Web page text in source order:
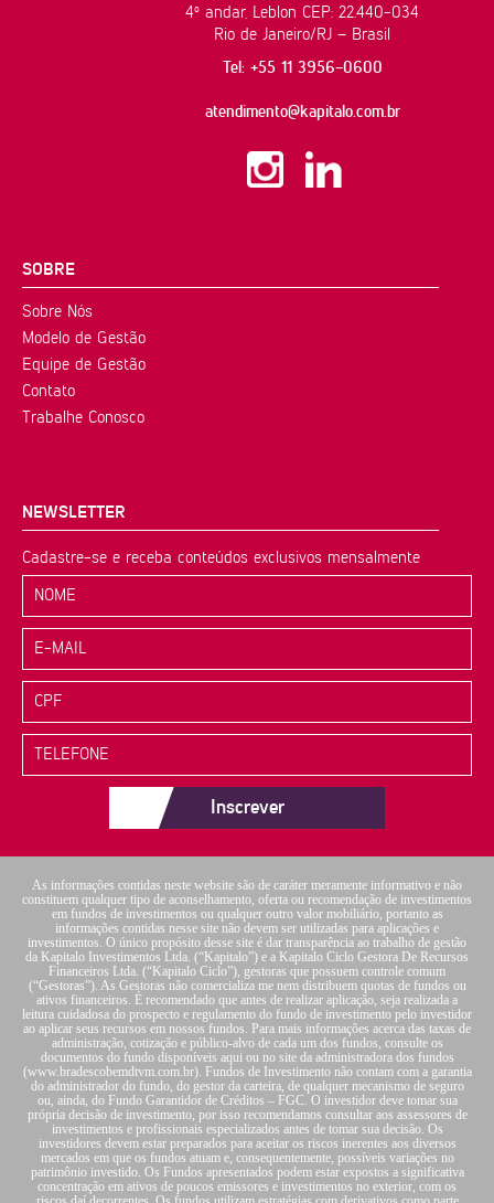
4º andar, Leblon CEP: 22.440-034
Rio de Janeiro/RJ – Brasil
Tel: +55 11 3956-0600
atendimento@kapitalo.com.br
SOBRE
Sobre Nós
Modelo de Gestão
Equipe de Gestão
Contato
Trabalhe Conosco
NEWSLETTER
Cadastre-se e receba conteúdos exclusivos mensalmente
Inscrever
As informações contidas neste website são de caráter meramente informativo e não
constituem qualquer tipo de aconselhamento, oferta ou recomendação de investimentos
em fundos de investimentos ou qualquer outro valor mobiliário, portanto as
informações contidas nesse site não devem ser utilizadas para aplicações e
investimentos. O único propósito desse site é dar transparência ao trabalho de gestão
da Kapitalo Investimentos Ltda. (“Kapitalo”) e a Kapitalo Ciclo Gestora De Recursos
Financeiros Ltda. (“Kapitalo Ciclo”), gestoras que possuem controle comum
(“Gestoras”). As Gestoras não comercializa me nem distribuem quotas de fundos ou
ativos financeiros. É recomendado que antes de realizar aplicação, seja realizada a
leitura cuidadosa do prospecto e regulamento do fundo de investimento pelo investidor
ao aplicar seus recursos em nossos fundos. Para mais informações acerca das taxas de
administração, cotização e público-alvo de cada um dos fundos, consulte os
documentos do fundo disponíveis aqui ou no site da administradora dos fundos
(www.bradescobemdtvm.com.br). Fundos de Investimento não contam com a garantia
do administrador do fundo, do gestor da carteira, de qualquer mecanismo de seguro
ou, ainda, do Fundo Garantidor de Créditos – FGC. O investidor deve tomar sua
própria decisão de investimento, por isso recomendamos consultar aos assessores de
investimentos e profissionais especializados antes de tomar sua decisão. Os
investidores devem estar preparados para aceitar os riscos inerentes aos diversos
mercados em que os fundos atuam e, consequentemente, possíveis variações no
patrimônio investido. Os Fundos apresentados podem estar expostos a significativa
concentração em ativos de poucos emissores e investimentos no exterior, com os